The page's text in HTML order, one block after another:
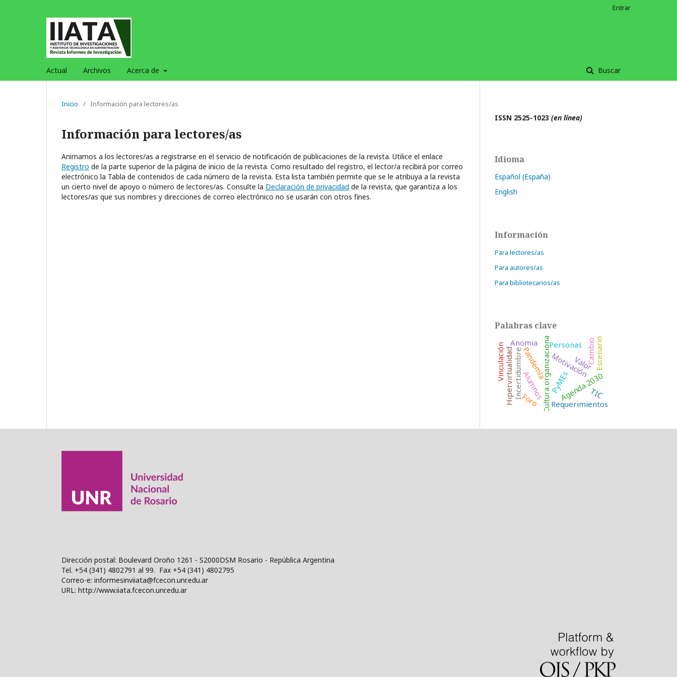
Actual Archivos Acerca de Buscar
Entrar
Inicio / Información para lectores/as
Información para lectores/as
Animamos a los lectores/as a registrarse en el servicio de notificación de publicaciones de la revista. Utilice el enlace
Registro de la parte superior de la página de inicio de la revista. Como resultado del registro, el lector/a recibirá por correo
electrónico la Tabla de contenidos de cada número de la revista. Esta lista también permite que se le atribuya a la revista
un cierto nivel de apoyo o número de lectores/as. Consulte la Declaración de privacidad de la revista, que garantiza a los
lectores/as que sus nombres y direcciones de correo electrónico no se usarán con otros fines.
ISSN 2525-1023 (en línea)
Idioma
Español (España)
English
Información
Para lectores/as
Para autores/as
Para bibliotecarios/as
Palabras clave
Pandemia
Cultura organizacional
Incertidumbre PyMEs
Alumnos
Motivación
Agenda 2030
Valor
Cambio
Requerimientos
Personas Escenario
Anomia
Hipervirtualidad
Vinculación
Foro TIC
Dirección postal: Boulevard Oroño 1261 - S2000DSM Rosario - República Argentina
Tel. +54 (341) 4802791 al 99. Fax +54 (341) 4802795
Correo-e: informesinviiata@fcecon.unr.edu.ar
URL: http://www.iiata.fcecon.unr.edu.ar